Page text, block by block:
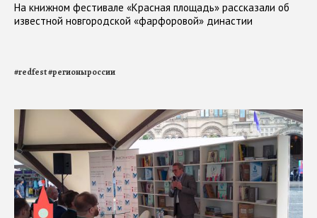
На книжном фестивале «Красная площадь» рассказали об
известной новгородской «фарфоровой» династии
#redfest#регионыроссии